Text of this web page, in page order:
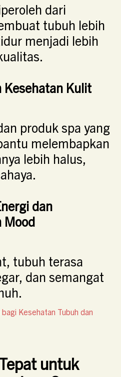
dari
tubuh lebih
menjadi lebih
Kulit
produk spa yang
melembapkan
lebih halus,
dan
Mood
tubuh terasa
dan semangat
Kesehatan Tubuh dan
untuk